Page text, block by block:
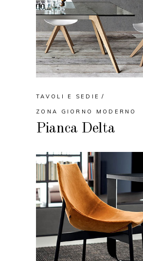
TAVOLI E SEDIE
ZONA GIORNO MODERNO
Pianca Delta